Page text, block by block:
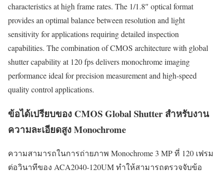
characteristics at high frame rates. The 1/1.8″ optical format
provides an optimal balance between resolution and light
sensitivity for applications requiring detailed inspection
capabilities. The combination of CMOS architecture with global
shutter capability at 120 fps delivers monochrome imaging
performance ideal for precision measurement and high-speed
quality control applications.
ข้อได้เปรียบของ CMOS Global Shutter สำหรับงาน
ความละเอียดสูง Monochrome
ความสามารถในการถ่ายภาพ Monochrome 3 MP ที่ 120 เฟรม
ต่อวินาทีของ ACA2040-120UM ทำให้สามารถตรวจจับข้อ